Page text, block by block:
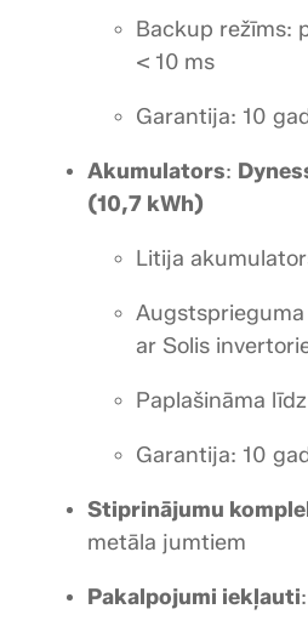
Backup režīms:
< 10 ms
Garantija: 10
Akumulators:
(10,7 kWh)
Litija
ar Solis
Paplašināma
Garantija: 10
Stiprinājumu
metāla jumtiem
Pakalpojumi iekļauti: